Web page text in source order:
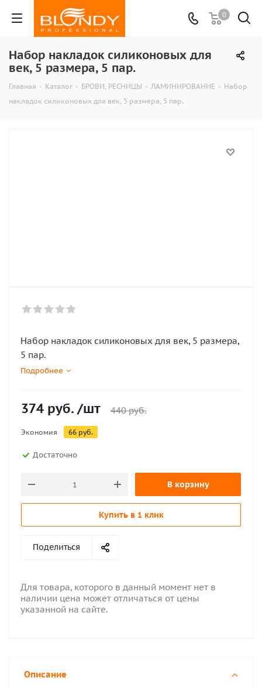
0
Набор накладок силиконовых для
век, 5 размера, 5 пар.
Главная - Каталог - БРОВИ, РЕСНИЦЫ - ЛАМИНИРОВАНИЕ - Набор
накладок силиконовых для век, 5 размера, 5 пар.
Набор накладок силиконовых для век, 5 размера,
5 пар.
Подробнее
374 руб. /шт 440руб.
Экономия 66 руб.
Достаточно
В корзину
Купить в 1 клик
Поделиться
Для товара, которого в данный момент нет в
наличии цена может отличаться от цены
указанной на сайте.
Описание